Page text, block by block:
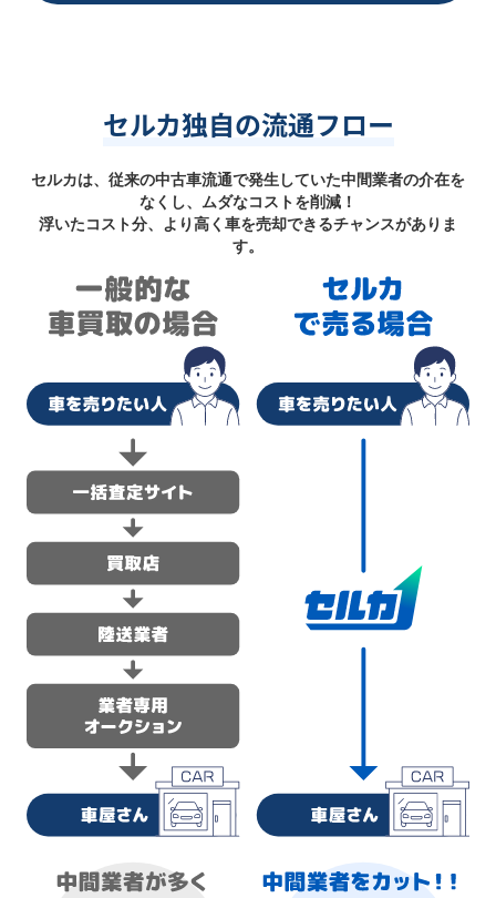
セルカ独自の流通フロー
セルカは、従来の中古車流通で発生していた中間業者の介在を
なくし、ムダなコストを削減！
浮いたコスト分、より高く車を売却できるチャンスがありま
す。